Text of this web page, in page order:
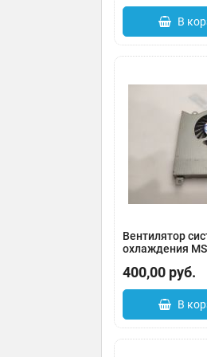
В
Вентилятор
охлаждения
Артикул: 0132-
400,00 руб.
В